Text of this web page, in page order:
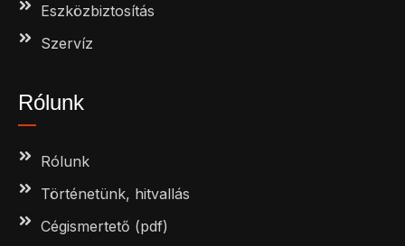
Eszközbiztosítás
Szervíz
Rólunk
Rólunk
Történetünk, hitvallás
Cégismertető (pdf)